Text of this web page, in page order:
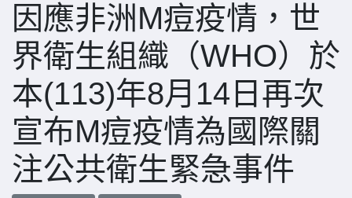
因應非洲M痘疫情，世
界衛生組織（WHO）於
本(113)年8月14日再次
宣布M痘疫情為國際關
注公共衛生緊急事件